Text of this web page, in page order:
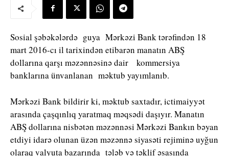
Sosial şəbəkələrdə guya Mərkəzi Bank tərəfindən 18
mart 2016-cı il tarixindən etibarən manatın ABŞ
dollarına qarşı məzənnəsinə dair kommersiya
banklarına ünvanlanan məktub yayımlanıb.
Mərkəzi Bank bildirir ki, məktub saxtadır, ictimaiyyət
arasında çaşqınlıq yaratmaq məqsədi daşıyır. Manatın
ABŞ dollarına nisbətən məzənnəsi Mərkəzi Bankın bəyan
etdiyi idarə olunan üzən məzənnə siyasəti rejiminə uyğun
olaraq valyuta bazarında tələb və təklif əsasında